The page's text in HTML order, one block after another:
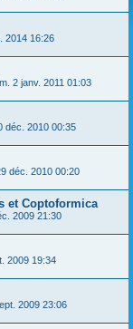
2014 16:26
2 janv. 2011 01:03
déc. 2010 00:35
déc. 2010 00:20
et Coptoformica
2009 21:30
2009 19:34
2009 23:06